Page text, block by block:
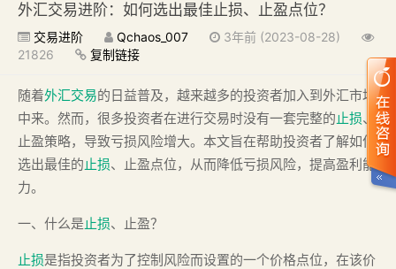
外汇交易进阶：如何选出最佳止损、止盈点位？
交易进阶 Qchaos_007
3年前 (2023-08-28)
21826
复制链接
随着外汇交易的日益普及，越来越多的投资者加入到外汇市场
中来。然而，很多投资者在进行交易时没有一套完整的止损、
止盈策略，导致亏损风险增大。本文旨在帮助投资者了解如何
选出最佳的止损、止盈点位，从而降低亏损风险，提高盈利能
力。
一、什么是止损、止盈？
止损是指投资者为了控制风险而设置的一个价格点位，在该价